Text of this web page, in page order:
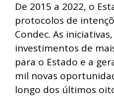
De 2015 a 2022, o
protocolos de
Condec. As
investimentos de
para o Estado e a
mil novas
longo dos últimos